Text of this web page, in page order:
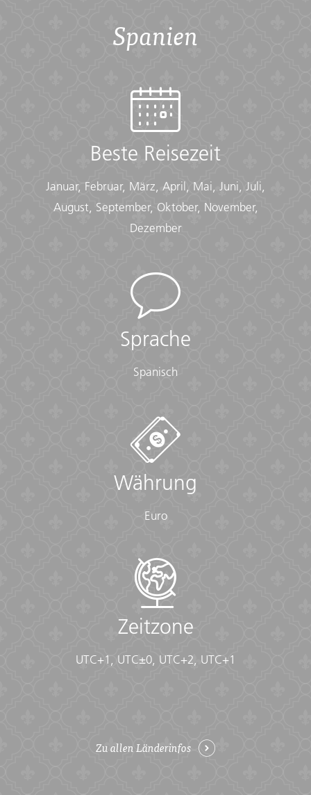
Spanien
Beste Reisezeit
Januar, Februar, März, April, Mai, Juni, Juli,
August, September, Oktober, November,
Dezember
Sprache
Spanisch
Währung
Euro
Zeitzone
UTC+1, UTC±0, UTC+2, UTC+1
Zu allen Länderinfos